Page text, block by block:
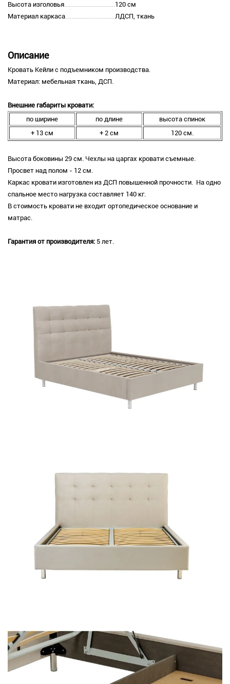
Высота изголовья
120 см
Материал каркаса
ЛДСП, ткань
Описание
Кровать Кейли с подъемником производства.
Материал: мебельная ткань, ДСП.
Внешние габариты кровати:
по ширине
по длине
высота спинок
+ 13 см
+ 2 см 120 см.
Высота боковины 29 см. Чехлы на царгах кровати съемные.
Просвет над полом - 12 см.
Каркас кровати изготовлен из ДСП повышенной прочности. На одно
спальное место нагрузка составляет 140 кг.
В стоимость кровати не входит ортопедическое основание и
матрас.
Гарантия от производителя: 5 лет.